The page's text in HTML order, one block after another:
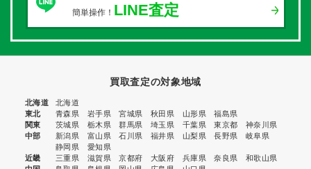
簡単操作！ LINE査定
買取査定の対象地域
北海道
北海道
東北
青森県 岩手県 宮城県 秋田県 山形県
福島県
関東
茨城県 栃木県 群馬県 埼玉県 千葉県 東京都
神奈川県
中部
新潟県 富山県 石川県 福井県 山梨県 長野県
岐阜県
静岡県
愛知県
近畿
三重県 滋賀県 京都府 大阪府 兵庫県 奈良県
和歌山県